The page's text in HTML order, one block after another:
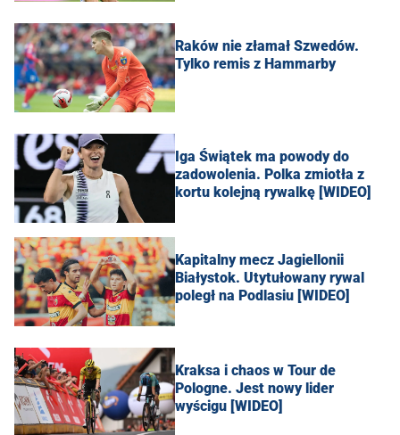
Raków nie złamał Szwedów.
Tylko remis z Hammarby
Iga Świątek ma powody do
zadowolenia. Polka zmiotła z
kortu kolejną rywalkę [WIDEO]
Kapitalny mecz Jagiellonii
Białystok. Utytułowany rywal
poległ na Podlasiu [WIDEO]
Kraksa i chaos w Tour de
Pologne. Jest nowy lider
wyścigu [WIDEO]